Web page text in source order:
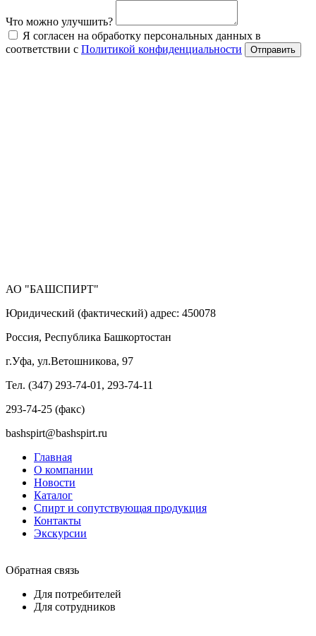
Что можно улучшить?
Я согласен на обработку персональных данных в
соответствии с Политикой конфиденциальности Отправить
АО "БАШСПИРТ"
Юридический (фактический) адрес: 450078
Россия, Республика Башкортостан
г.Уфа, ул.Ветошникова, 97
Тел. (347) 293-74-01, 293-74-11
293-74-25 (факс)
bashspirt@bashspirt.ru
Главная
О компании
Новости
Каталог
Спирт и сопутствующая продукция
Контакты
Экскурсии
Обратная связь
Для потребителей
Для сотрудников